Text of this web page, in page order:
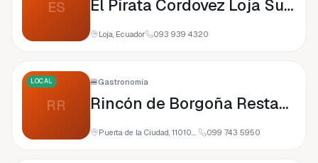
ES El Pirata Cordovez Loja Sucursal
Loja, Ecuador 093 939 4320
RR
LOCAL 🍔Gastronomía
Rincón de Borgoña Restaurante
Puerta de la Ciudad, 110107 Loja, Ecuador 099 743 5950